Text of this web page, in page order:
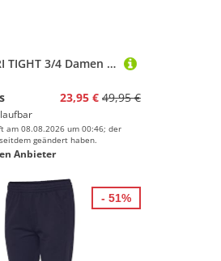
ASICS CAPRI TIGHT 3/4 Damen Schwarz XS
23,95 € 49,95 €
laufbar
am 08.08.2026 um 00:46; der
geändert haben.
Anbieter
- 51%